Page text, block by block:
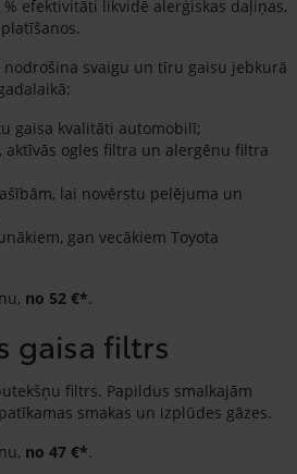
efektivitāti likvidē alerģiskas daļiņas,
svaigu un tīru gaisu jebkurā
gaisa kvalitāti automobilī;
aktīvās ogles filtra un alergēnu filtra
lai novērstu pelējuma un
gan vecākiem Toyota
no 52 €*.
gaisa filtrs
filtrs. Papildus smalkajām
smakas un izplūdes gāzes.
no 47 €*.